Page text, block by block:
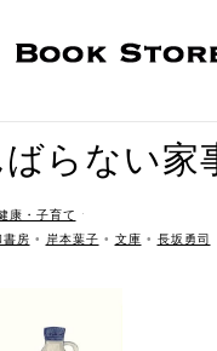
らない家
康・子育て
ˑ
書房 • 岸本葉子 • 文庫 • 長坂勇司